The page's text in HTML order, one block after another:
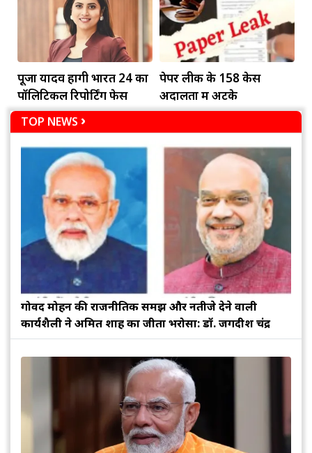
पूजा यादव होंगी भारत 24 का
पॉलिटिकल रिपोर्टिंग फेस
पेपर लीक के 158 केस
अदालतों में अटके
TOP NEWS
गोविंद मोहन की राजनीतिक समझ और नतीजे देने वाली
कार्यशैली ने अमित शाह का जीता भरोसा: डॉ. जगदीश चंद्र